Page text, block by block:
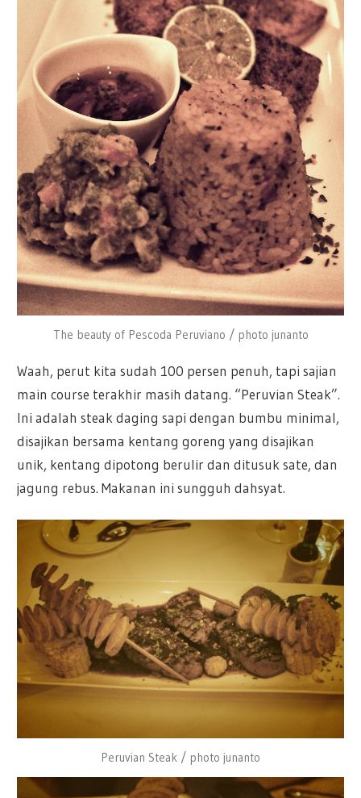
The beauty of Pescoda Peruviano / photo junanto
Waah, perut kita sudah 100 persen penuh, tapi sajian
main course terakhir masih datang. “Peruvian Steak”.
Ini adalah steak daging sapi dengan bumbu minimal,
disajikan bersama kentang goreng yang disajikan
unik, kentang dipotong berulir dan ditusuk sate, dan
jagung rebus. Makanan ini sungguh dahsyat.
Peruvian Steak / photo junanto